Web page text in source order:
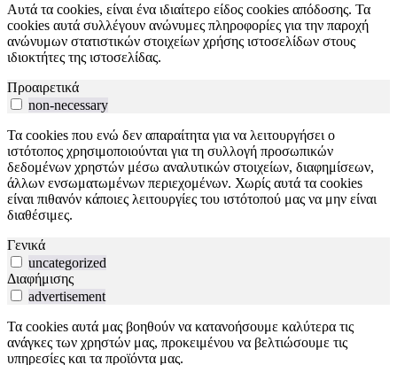
Αυτά τα cookies, είναι ένα ιδιαίτερο είδος cookies απόδοσης. Τα
cookies αυτά συλλέγουν ανώνυμες πληροφορίες για την παροχή
ανώνυμων στατιστικών στοιχείων χρήσης ιστοσελίδων στους
ιδιοκτήτες της ιστοσελίδας.
Προαιρετικά
non-necessary
Τα cookies που ενώ δεν απαραίτητα για να λειτουργήσει ο
ιστότοπος χρησιμοποιούνται για τη συλλογή προσωπικών
δεδομένων χρηστών μέσω αναλυτικών στοιχείων, διαφημίσεων,
άλλων ενσωματωμένων περιεχομένων. Χωρίς αυτά τα cookies
είναι πιθανόν κάποιες λειτουργίες του ιστότοπού μας να μην είναι
διαθέσιμες.
Γενικά
uncategorized
Διαφήμισης
advertisement
Τα cookies αυτά μας βοηθούν να κατανοήσουμε καλύτερα τις
ανάγκες των χρηστών μας, προκειμένου να βελτιώσουμε τις
υπηρεσίες και τα προϊόντα μας.